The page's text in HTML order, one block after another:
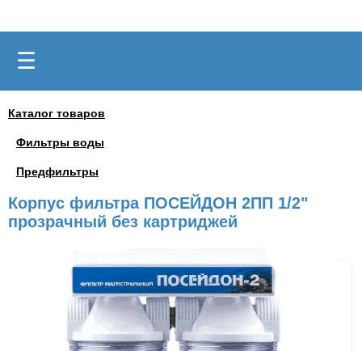
☰
Каталог товаров
Фильтры воды
Предфильтры
Корпус фильтра ПОСЕЙДОН 2ПП 1/2"
прозрачный без картриджей